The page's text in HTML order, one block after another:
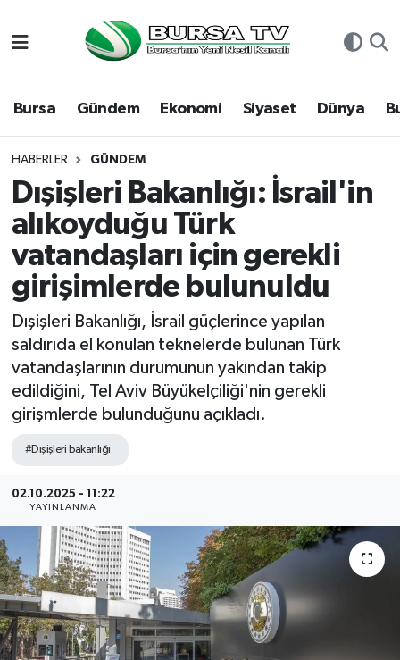
Bursa Gündem Ekonomi Siyaset Dünya
HABERLER GÜNDEM
Dışişleri Bakanlığı: İsrail'in
alıkoyduğu Türk
vatandaşları için gerekli
girişimlerde bulunuldu
Dışişleri Bakanlığı, İsrail güçlerince yapılan
saldırıda el konulan teknelerde bulunan Türk
vatandaşlarının durumunun yakından takip
edildiğini, Tel Aviv Büyükelçiliği'nin gerekli
girişmlerde bulunduğunu açıkladı.
#Dışişleri bakanlığı
02.10.2025 - 11:22
YAYINLANMA
Bursa
Dünya
Eğitim
Ekonomi
Genel
Gündem
Magazin
Spor
Teknoloji
Türkiye
Hava Durumu
Namaz Vakitleri
Trafik Durumu
Süper Lig Puan Durumu ve Fikstür
Tüm Manşetler
Son Dakika Haberleri
Haber Arşivi